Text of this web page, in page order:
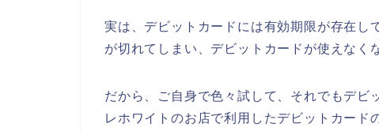
実は、デビットカードには有効期限が存在し
が切れてしまい、デビットカードが使えなく
だから、ご自身で色々試して、それでもデビ
レホワイトのお店で利用したデビットカード